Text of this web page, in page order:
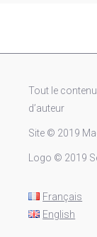
Tout le
d’auteur
Site © 2019
Logo © 2019
Français
English